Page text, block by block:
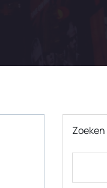
Zoeken